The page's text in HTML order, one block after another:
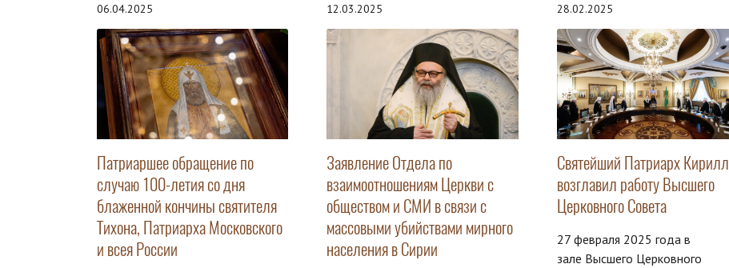
06.04.2025
Патриаршее обращение по
случаю 100-летия со дня
блаженной кончины святителя
Тихона, Патриарха Московского
и всея России
12.03.2025
Заявление Отдела по
взаимоотношениям Церкви с
обществом и СМИ в связи с
массовыми убийствами мирного
населения в Сирии
28.02.2025
Святейший Патриарх Кирилл
возглавил работу Высшего
Церковного Совета
27 февраля 2025 года в
зале Высшего Церковного